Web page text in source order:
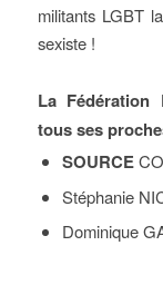
militants LGBT
sexiste !
La Fédération
tous ses
SOURCE
Stéphanie
Dominique